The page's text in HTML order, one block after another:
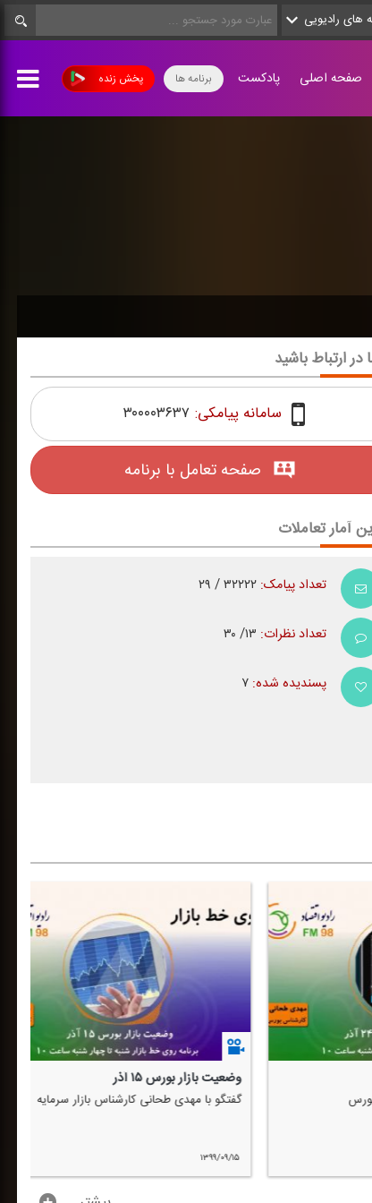
های رادیویی
پخش زنده برنامه ها صفحه اصلی پادکست
در ارتباط باشید
سامانه پیامکی: ۳۰۰۰۰۳۶۳۷
صفحه تعامل با برنامه
آمار تعاملات
تعداد پیامک:
تعداد نظرات:
پسندیده شده:
وضعیت بازار طلا و سكه
گفتگو با ابراهیم مومن پور كارشناس بازار طلا و سكه
۱۳۹۹/۰۹/۰۹